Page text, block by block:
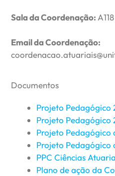
Sala da Coordenação: A118
Email da Coordenação:
Documentos
Projeto Pedagógico
Projeto Pedagógico
Projeto Pedagógico
Projeto Pedagógico
PPC Ciências
Plano de ação da